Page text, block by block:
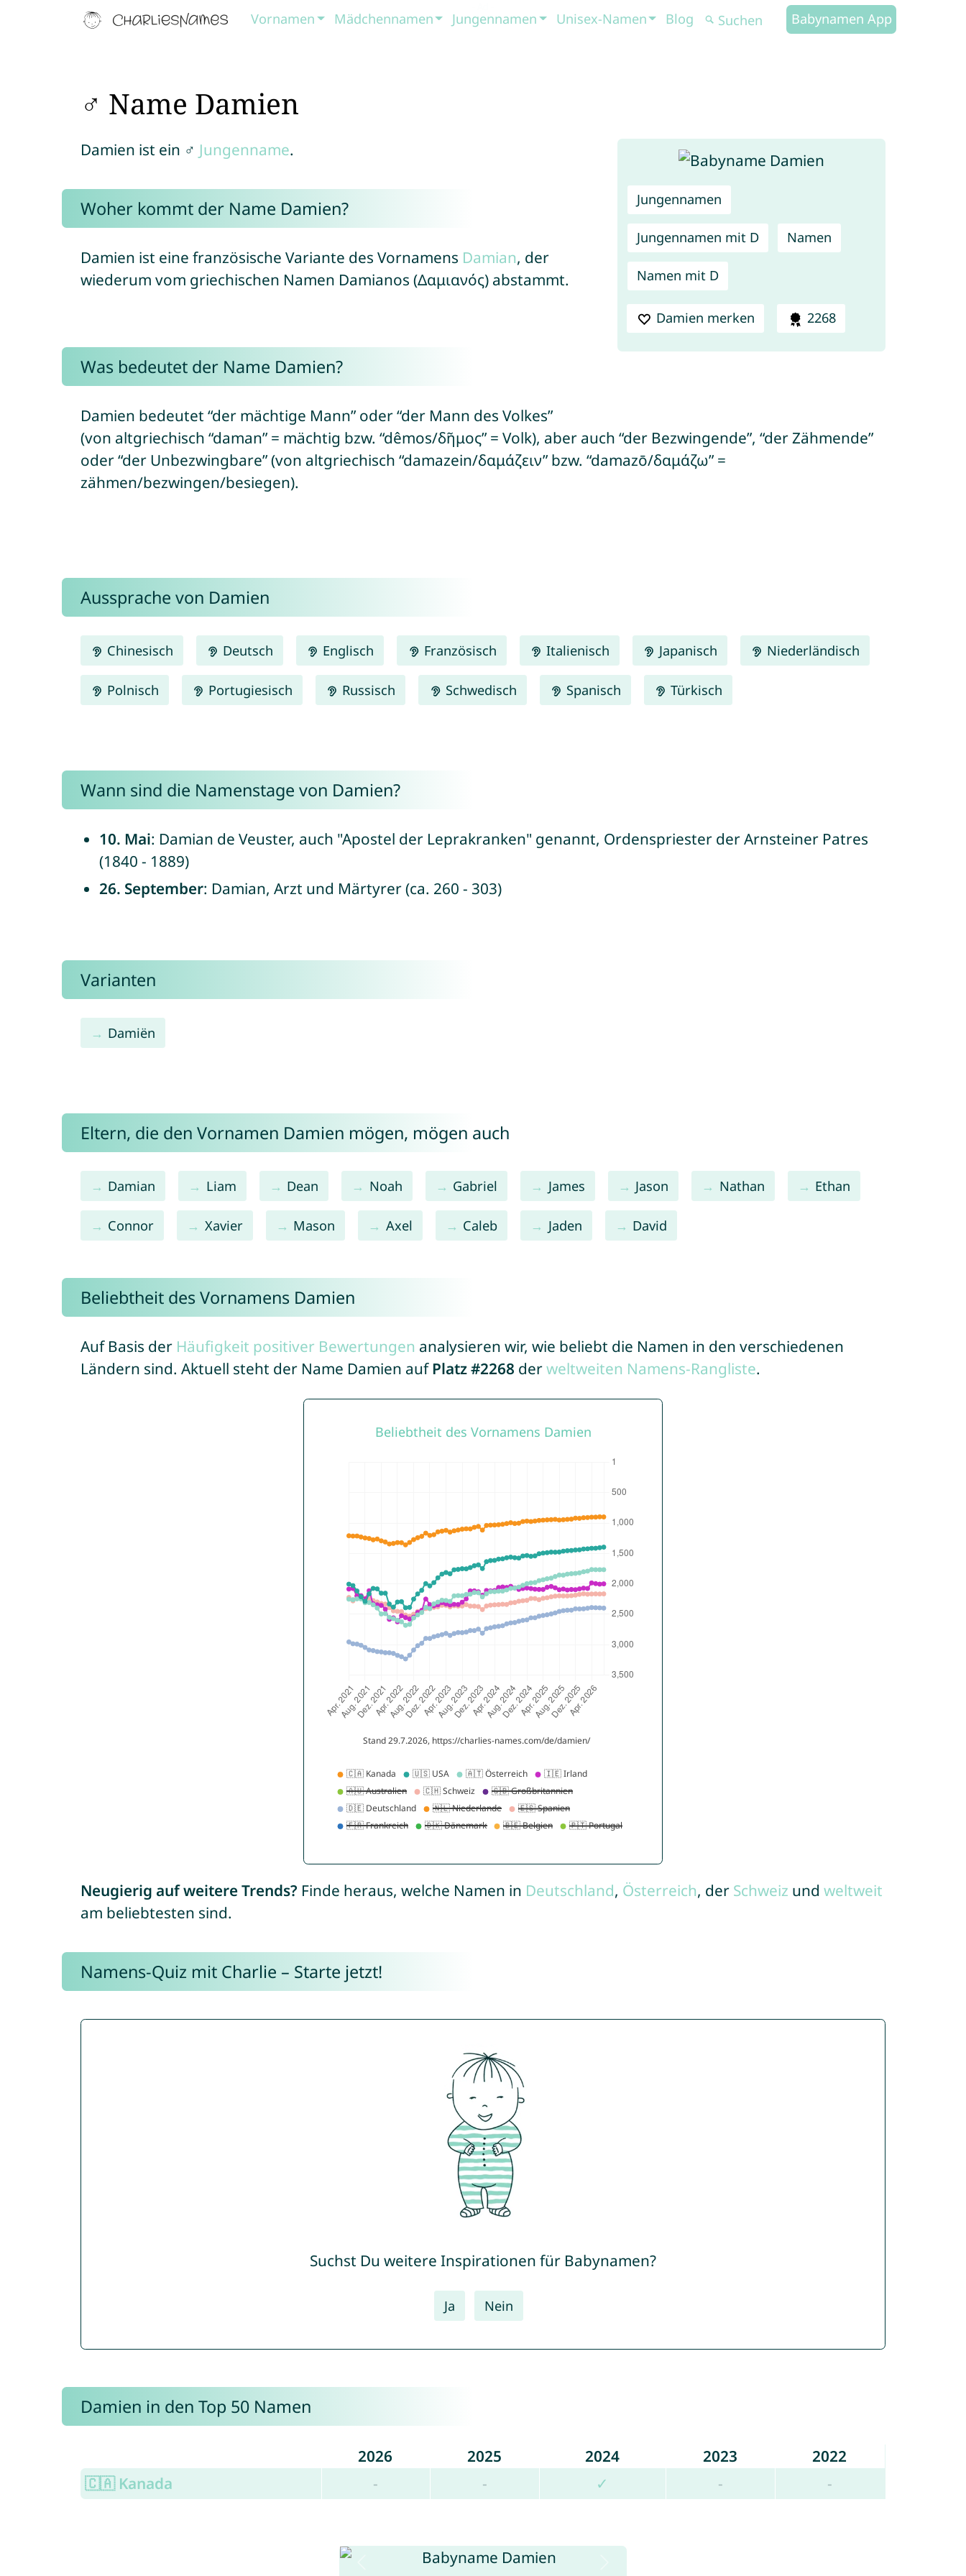
Vornamen Mädchennamen Jungennamen Unisex-Namen Blog Babynamen App
♂ Name Damien
Jungennamen
Jungennamen mit D Namen
Namen mit D
Damien merken 2268
Damien ist ein ♂ Jungenname.
Woher kommt der Name Damien?
Damien ist eine französische Variante des Vornamens Damian, der
wiederum vom griechischen Namen Damianos (Δαμιανός) abstammt.
Was bedeutet der Name Damien?
Damien bedeutet “der mächtige Mann” oder “der Mann des Volkes”
(von altgriechisch “daman” = mächtig bzw. “dêmos/δῆμος” = Volk), aber auch “der Bezwingende”, “der Zähmende”
oder “der Unbezwingbare” (von altgriechisch “damazein/δαμάζειν” bzw. “damazō/δαμάζω” =
zähmen/bezwingen/besiegen).
Aussprache von Damien
Chinesisch Deutsch Englisch Französisch Italienisch Japanisch Niederländisch
Polnisch Portugiesisch Russisch Schwedisch Spanisch Türkisch
Wann sind die Namenstage von Damien?
10. Mai: Damian de Veuster, auch "Apostel der Leprakranken" genannt, Ordenspriester der Arnsteiner Patres
(1840 - 1889)
26. September: Damian, Arzt und Märtyrer (ca. 260 - 303)
Varianten
Damiën
Eltern, die den Vornamen Damien mögen, mögen auch
Damian Liam Dean Noah Gabriel James Jason Nathan Ethan
Connor Xavier Mason Axel Caleb Jaden David
Beliebtheit des Vornamens Damien
Auf Basis der Häufigkeit positiver Bewertungen analysieren wir, wie beliebt die Namen in den verschiedenen
Ländern sind. Aktuell steht der Name Damien auf Platz #2268 derweltweiten Namens-Rangliste.
Neugierig auf weitere Trends? Finde heraus, welche Namen in Deutschland, Österreich, der Schweiz und weltweit
am beliebtesten sind.
Namens-Quiz mit Charlie – Starte jetzt!
Suchst Du weitere Inspirationen für Babynamen?
Ja Nein
Damien in den Top 50 Namen
2026 2025 2024 2023
2022
🇨🇦 Kanada
- - ✓ - -